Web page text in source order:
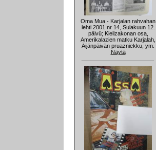
Oma Mua - Karjalan rahvahan
lehti 2001 nr 14, Sulakuun 12.
päivü; Kielizakonan osa,
Amerikalazien matku Karjalah,
Äijänpäivän pruazniekku, ym.
Näytä